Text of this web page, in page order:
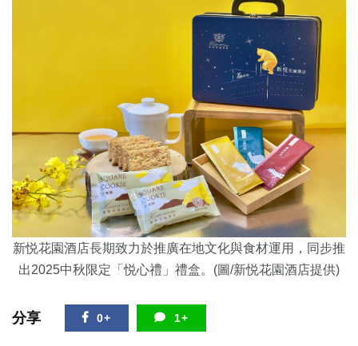
新悦花園酒店長期致力於推廣在地文化與食材運用，同步推
出2025中秋限定「悦心禮」禮盒。(圖/新悦花園酒店提供)
分享 0+ 1+